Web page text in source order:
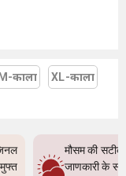
M-काला
XL-काला
मौसम की सटीक
जाणकारी के